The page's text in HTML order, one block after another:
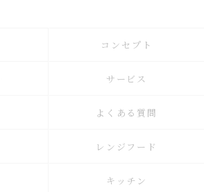
コンセプト
サービス
よくある質問
レンジフード
キッチン